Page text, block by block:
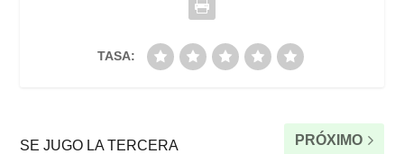
TASA:
SE JUGO LA TERCERA
PRÓXIMO